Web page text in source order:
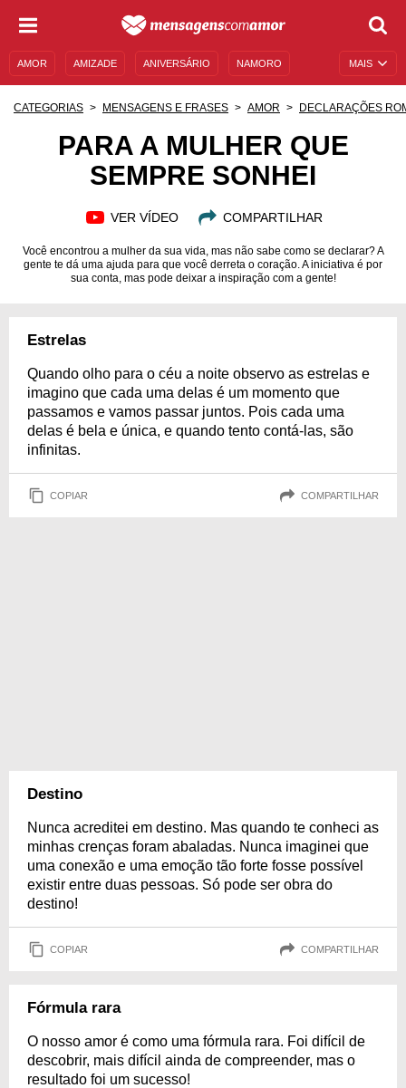
MAIS
AMOR AMIZADE ANIVERSÁRIO NAMORO
MENSAGENS E FRASES MENSAGENS DE ANIVERSÁRIO
CATEGORIAS MENSAGENS E FRASES AMOR DECLARAÇÕES
PARA A MULHER QUE
SEMPRE SONHEI
VER VÍDEO COMPARTILHAR
Você encontrou a mulher da sua vida, mas não sabe como se declarar? A
gente te dá uma ajuda para que você derreta o coração. A iniciativa é por
sua conta, mas pode deixar a inspiração com a gente!
Estrelas
Quando olho para o céu a noite observo as estrelas e
imagino que cada uma delas é um momento que
passamos e vamos passar juntos. Pois cada uma
delas é bela e única, e quando tento contá-las, são
infinitas.
COPIAR COMPARTILHAR
Destino
Nunca acreditei em destino. Mas quando te conheci as
minhas crenças foram abaladas. Nunca imaginei que
uma conexão e uma emoção tão forte fosse possível
existir entre duas pessoas. Só pode ser obra do
destino!
COPIAR COMPARTILHAR
Fórmula rara
O nosso amor é como uma fórmula rara. Foi difícil de
descobrir, mais difícil ainda de compreender, mas o
resultado foi um sucesso!